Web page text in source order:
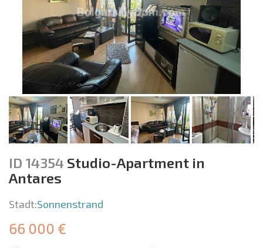
ID 14354 Studio-Apartment in
Antares
Stadt:Sonnenstrand
66 000 €